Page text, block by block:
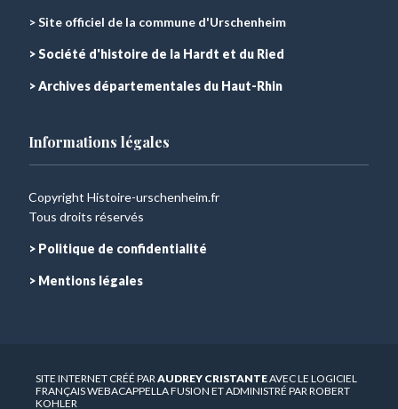
> Site officiel de la commune d'Urschenheim
> Société d'histoire de la Hardt et du Ried
> Archives départementales du Haut-Rhin
Informations légales
Copyright Histoire-urschenheim.fr
Tous droits réservés
> Politique de confidentialité
> Mentions légales
SITE INTERNET CRÉÉ PARAUDREY CRISTANTEAVEC LE LOGICIEL
FRANÇAIS WEBACAPPELLA FUSION ET ADMINISTRÉ PAR ROBERT
KOHLER